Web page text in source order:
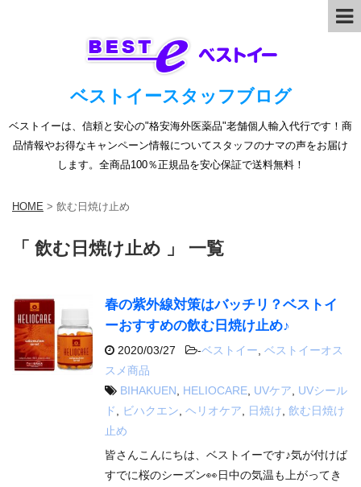
ベストイースタッフブログ
ベストイーは、信頼と安心の"格安海外医薬品"老舗個人輸入代行です！商
品情報やお得なキャンペーン情報についてスタッフのナマの声をお届け
します。全商品100％正規品を安心保証で送料無料！
HOME > 飲む日焼け止め
「 飲む日焼け止め 」 一覧
春の紫外線対策はバッチリ？ベストイ
ーおすすめの飲む日焼け止め♪
2020/03/27 -ベストイー ベストイーオス
スメ商品
BIHAKUEN
HELIOCARE UVケア
UVシール
ド
ビハクエン ヘリオケア 日焼け 飲む日焼け
止め
皆さんこんにちは、ベストイーです♪気が付けば
すでに桜のシーズン👀日中の気温も上がってき